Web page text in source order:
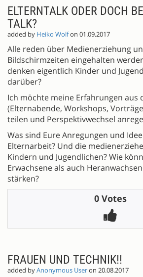
ELTERNTALK ODER DOCH
TALK?
added by Heiko Wolfon 01.09.2017
Alle reden über Medienerziehung
Bildschirmzeiten eingehalten
denken eigentlich Kinder und
darüber?
Ich möchte meine Erfahrungen aus
(Elternabende, Workshops,
teilen und Perspektivwechsel
Was sind Eure Anregungen und
Elternarbeit? Und die
Kindern und Jugendlichen? Wie
Erwachsene als auch
stärken?
0 Votes
FRAUEN UND TECHNIK!!
added byAnonymous Useron 20.08.2017